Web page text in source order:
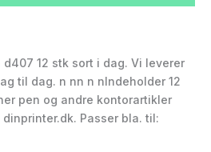
12 stk sort i dag. Vi leverer
til dag. n nn n nIndeholder 12
pen og andre kontorartikler
Passer bla. til: